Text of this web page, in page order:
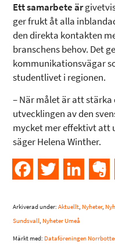
Ett samarbete är
ger frukt åt alla
den direkta kontakten
branschens behov. Det
kommunikationsvägar
studentlivet i regionen.
– När målet är att
utvecklingen av den
mycket mer effektivt att
säger Helena Winther.
FacebookTwitter
Arkiverad under:Aktuellt, Nyheter,
Sundsvall, Nyheter Umeå
Märkt med: Dataföreningen